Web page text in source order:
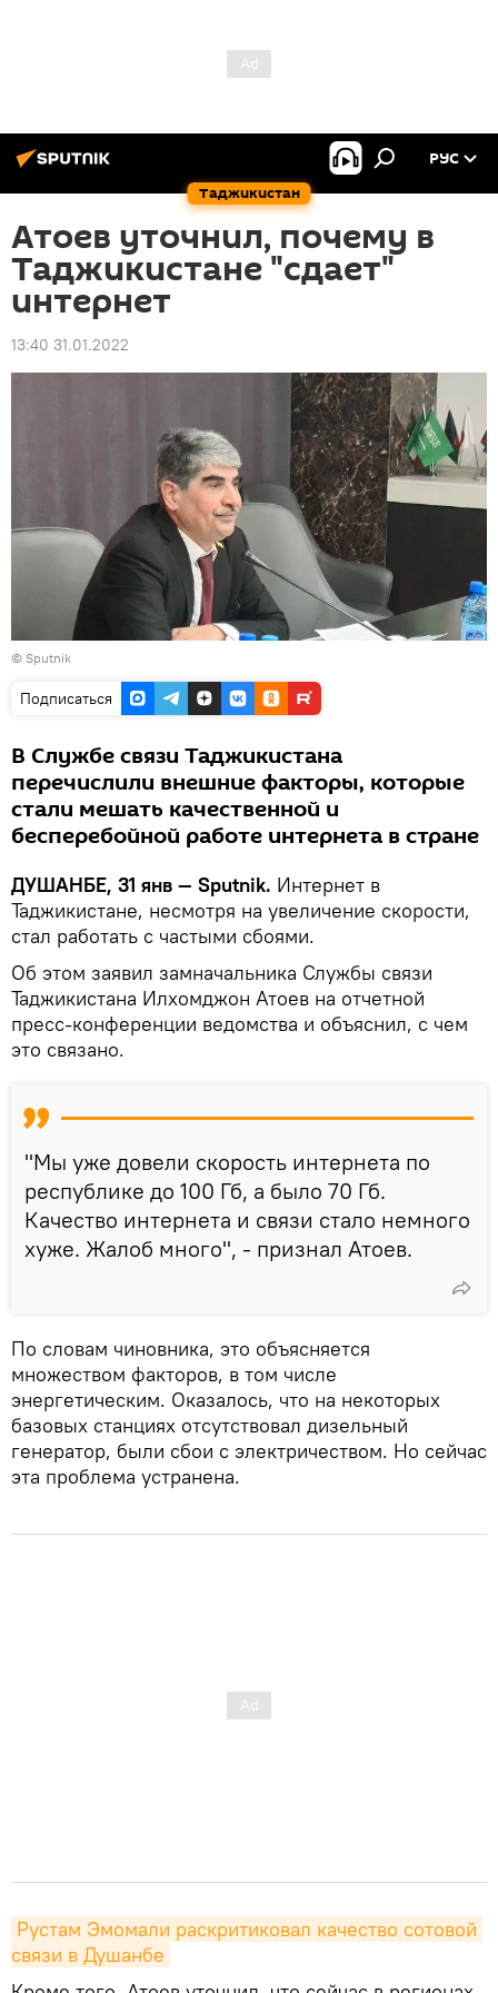
Таджикистан
РУС
Атоев уточнил, почему в
Таджикистане "сдает"
интернет
13:40 31.01.2022
© Sputnik
Подписаться
В Службе связи Таджикистана
перечислили внешние факторы, которые
стали мешать качественной и
бесперебойной работе интернета в стране
ДУШАНБЕ, 31 янв — Sputnik. Интернет в
Таджикистане, несмотря на увеличение скорости,
стал работать с частыми сбоями.
Об этом заявил замначальника Службы связи
Таджикистана Илхомджон Атоев на отчетной
пресс-конференции ведомства и объяснил, с чем
это связано.
"Мы уже довели скорость интернета по
республике до 100 Гб, а было 70 Гб.
Качество интернета и связи стало немного
хуже. Жалоб много", - признал Атоев.
По словам чиновника, это объясняется
множеством факторов, в том числе
энергетическим. Оказалось, что на некоторых
базовых станциях отсутствовал дизельный
генератор, были сбои с электричеством. Но сейчас
эта проблема устранена.
Рустам Эмомали раскритиковал качество сотовой
связи в Душанбе